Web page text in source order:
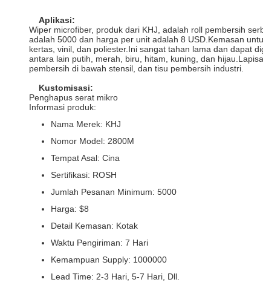
Aplikasi:
Wiper microfiber, produk dari KHJ, adalah roll pembersih
adalah 5000 dan harga per unit adalah 8 USD.Kemasan
kertas, vinil, dan poliester.Ini sangat tahan lama dan dapat
antara lain putih, merah, biru, hitam, kuning, dan
pembersih di bawah stensil, dan tisu pembersih industri.
Kustomisasi:
Penghapus serat mikro
Informasi produk:
Nama Merek: KHJ
Nomor Model: 2800M
Tempat Asal: Cina
Sertifikasi: ROSH
Jumlah Pesanan Minimum: 5000
Harga: $8
Detail Kemasan: Kotak
Waktu Pengiriman: 7 Hari
Kemampuan Supply: 1000000
Lead Time: 2-3 Hari, 5-7 Hari, Dll.